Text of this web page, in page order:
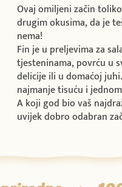
Ovaj omiljeni začin
drugim okusima, da je
nema!
Fin je u preljevima za
tjesteninama, povrću u
delicije ili u domaćoj
najmanje tisuću i
A koji god bio vaš
uvijek dobro odabran